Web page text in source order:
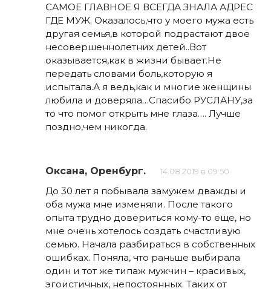
САМОЕ ГЛАВНОЕ Я ВСЕГДА ЗНАЛА АДРЕС
ГДЕ МУЖ. Оказалось,что у моего мужа есть
другая семья,в которой подрастают двое
несовершеннолетних детей..Вот
оказывается,как в жизни бывает.Не
передать словами боль,которую я
испытала.А я ведь,как и многие женщины
любила и доверяла…Спасибо РУСЛАНУ,за
то что помог открыть мне глаза…. Лучше
поздно,чем никогда.
Оксана, Оренбург. 14.08.2019 в 09:50
До 30 лет я побывала замужем дважды и
оба мужа мне изменяли. После такого
опыта трудно довериться кому-то еще, но
мне очень хотелось создать счастливую
семью. Начала разбираться в собственных
ошибках. Поняла, что раньше выбирала
один и тот же типаж мужчин – красивых,
эгоистичных, непостоянных. Таких от